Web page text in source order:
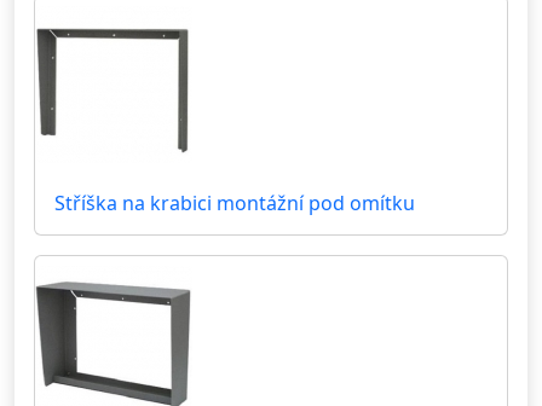
Stříška na krabici montážní pod omítku